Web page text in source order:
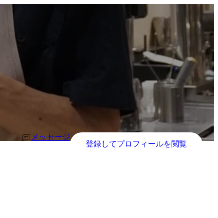
メッセージ
登録してプロフィールを閲覧